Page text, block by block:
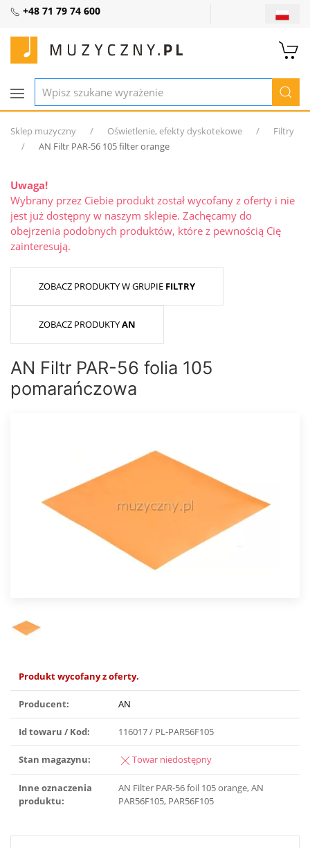
+48 71 79 74 600
Sklep muzyczny Oświetlenie, efekty dyskotekowe
Filtry
AN Filtr PAR-56 105 filter orange
Uwaga!
Wybrany przez Ciebie produkt został wycofany z oferty i nie
jest już dostępny w naszym sklepie. Zachęcamy do
obejrzenia podobnych produktów, które z pewnością Cię
zainteresują.
ZOBACZ PRODUKTY W GRUPIE FILTRY
ZOBACZ PRODUKTYAN
AN Filtr PAR-56 folia 105
pomarańczowa
Produkt wycofany z oferty.
Producent: AN
Id towaru / Kod: 116017 / PL-PAR56F105
Stan magazynu: Towar niedostępny
Inne oznaczenia
produktu:
AN Filter PAR-56 foil 105 orange, AN
PAR56F105, PAR56F105